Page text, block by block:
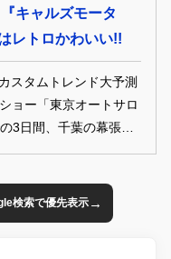
キャルズモータ
レトロかわいい!!
スタムトレンド大予測
ョー「東京オートサロ
3日間、千葉の幕張メ
だ。 本企画では、そん
ゴン的2025年の最新カ
検索で優先表示→